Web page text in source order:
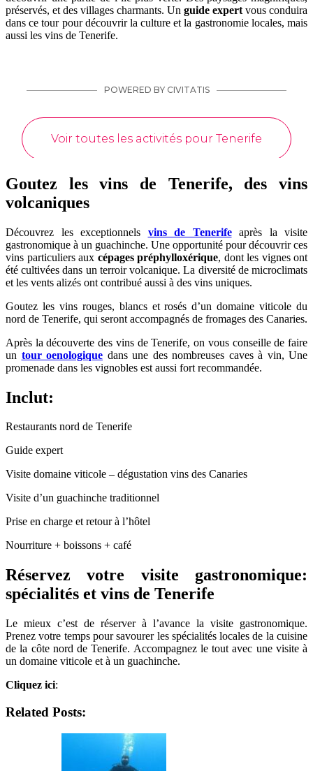
préservés, et des villages charmants. Un guide expert vous conduira
dans ce tour pour découvrir la culture et la gastronomie locales, mais
aussi les vins de Tenerife.
Goutez les vins de Tenerife, des vins
volcaniques
Découvrez les exceptionnels vins de Tenerifeaprès la visite
gastronomique à un guachinche. Une opportunité pour découvrir ces
vins particuliers aux cépages préphylloxérique, dont les vignes ont
été cultivées dans un terroir volcanique. La diversité de microclimats
et les vents alizés ont contribué aussi à des vins uniques.
Goutez les vins rouges, blancs et rosés d’un domaine viticole du
nord de Tenerife, qui seront accompagnés de fromages des Canaries.
Après la découverte des vins de Tenerife, on vous conseille de faire
un tour oenologique dans une des nombreuses caves à vin, Une
promenade dans les vignobles est aussi fort recommandée.
Inclut:
Restaurants nord de Tenerife
Guide expert
Visite domaine viticole – dégustation vins des Canaries
Visite d’un guachinche traditionnel
Prise en charge et retour à l’hôtel
Nourriture + boissons + café
Réservez votre visite gastronomique:
spécialités et vins de Tenerife
Le mieux c’est de réserver à l’avance la visite gastronomique.
Prenez votre temps pour savourer les spécialités locales de la cuisine
de la côte nord de Tenerife. Accompagnez le tout avec une visite à
un domaine viticole et à un guachinche.
Cliquez ici:
Related Posts: